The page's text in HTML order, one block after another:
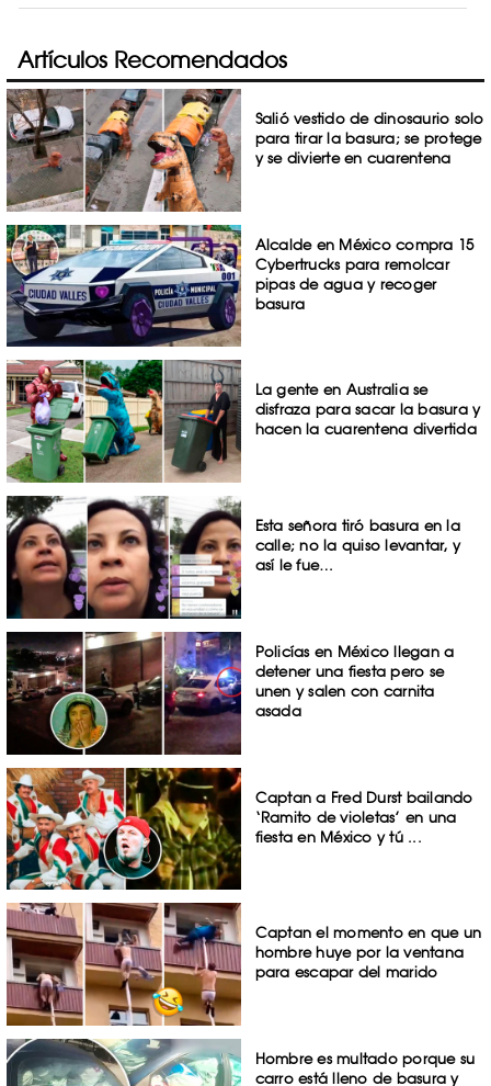
Artículos Recomendados
Salió vestido de dinosaurio solo
para tirar la basura; se protege
y se divierte en cuarentena
Alcalde en México compra 15
Cybertrucks para remolcar
pipas de agua y recoger
basura
La gente en Australia se
disfraza para sacar la basura y
hacen la cuarentena divertida
Esta señora tiró basura en la
calle; no la quiso levantar, y
así le fue…
Policías en México llegan a
detener una fiesta pero se
unen y salen con carnita
asada
Captan a Fred Durst bailando
‘Ramito de violetas’ en una
fiesta en México y tú ...
Captan el momento en que un
hombre huye por la ventana
para escapar del marido
Hombre es multado porque su
carro está lleno de basura y